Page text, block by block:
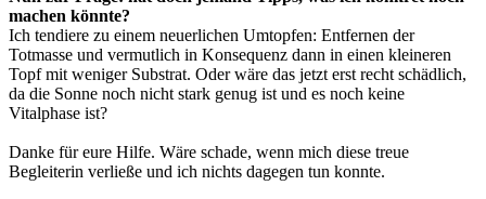
machen könnte?
Ich tendiere zu einem neuerlichen Umtopfen: Entfernen der
Totmasse und vermutlich in Konsequenz dann in einen kleineren
Topf mit weniger Substrat. Oder wäre das jetzt erst recht schädlich,
da die Sonne noch nicht stark genug ist und es noch keine
Vitalphase ist?
Danke für eure Hilfe. Wäre schade, wenn mich diese treue
Begleiterin verließe und ich nichts dagegen tun konnte.